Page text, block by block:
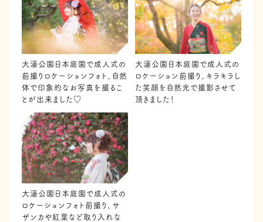
大濠公園日本庭園で成人式の
前撮りロケーションフォト、自然
体で印象的なお写真を撮るこ
とが出来ました♡
大濠公園日本庭園で成人式の
ロケーション前撮り、キラキラし
た笑顔を自然光で撮影させて
頂きました！
大濠公園日本庭園で成人式の
ロケーションフォト前撮り、サ
ザンカや紅葉など取り入れな